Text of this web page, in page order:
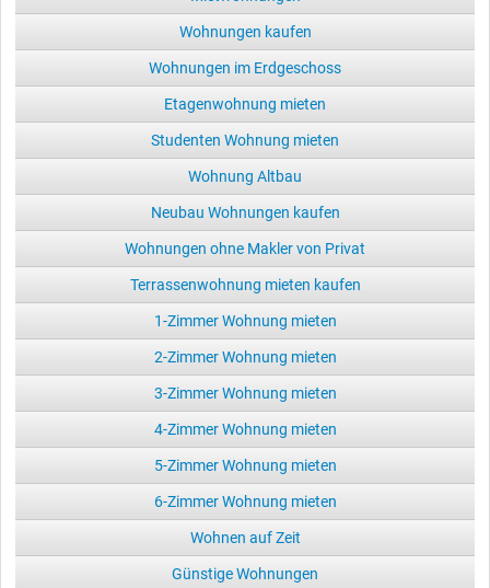
Wohnungen kaufen
Wohnungen im Erdgeschoss
Etagenwohnung mieten
Studenten Wohnung mieten
Wohnung Altbau
Neubau Wohnungen kaufen
Wohnungen ohne Makler von Privat
Terrassenwohnung mieten kaufen
1-Zimmer Wohnung mieten
2-Zimmer Wohnung mieten
3-Zimmer Wohnung mieten
4-Zimmer Wohnung mieten
5-Zimmer Wohnung mieten
6-Zimmer Wohnung mieten
Wohnen auf Zeit
Günstige Wohnungen